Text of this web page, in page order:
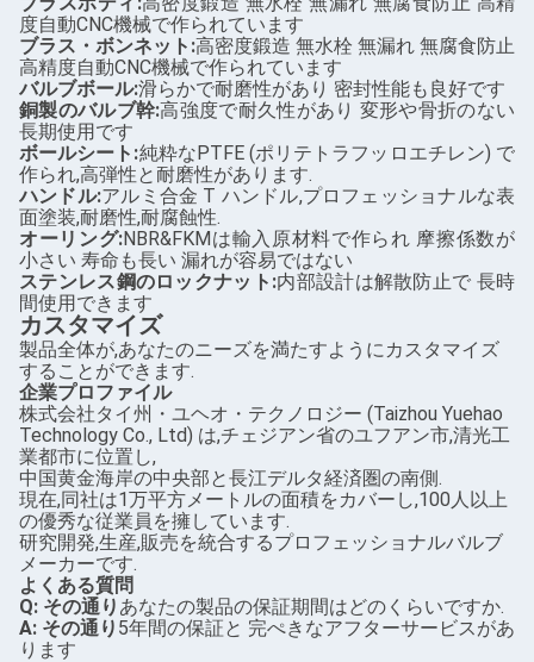
度自動CNC機械で作られています
ブラス・ボンネット:高密度鍛造 無水栓 無漏れ 無腐食防止
高精度自動CNC機械で作られています
バルブボール:滑らかで耐磨性があり 密封性能も良好です
銅製のバルブ幹:高強度で耐久性があり 変形や骨折のない
長期使用です
ボールシート:純粋なPTFE (ポリテトラフッロエチレン) で
作られ,高弾性と耐磨性があります.
ハンドル:アルミ合金 T ハンドル,プロフェッショナルな表
面塗装,耐磨性,耐腐蝕性.
オーリング:NBR&FKMは輸入原材料で作られ 摩擦係数が
小さい 寿命も長い 漏れが容易ではない
ステンレス鋼のロックナット:内部設計は解散防止で 長時
間使用できます
カスタマイズ
製品全体が,あなたのニーズを満たすようにカスタマイズ
することができます.
企業プロファイル
株式会社タイ州・ユヘオ・テクノロジー (Taizhou Yuehao
Technology Co., Ltd) は,チェジアン省のユフアン市,清光工
業都市に位置し,
中国黄金海岸の中央部と長江デルタ経済圏の南側.
現在,同社は1万平方メートルの面積をカバーし,100人以上
の優秀な従業員を擁しています.
研究開発,生産,販売を統合するプロフェッショナルバルブ
メーカーです.
よくある質問
Q: その通り あなたの製品の保証期間はどのくらいですか.
A: その通り 5年間の保証と 完ぺきなアフターサービスがあ
ります